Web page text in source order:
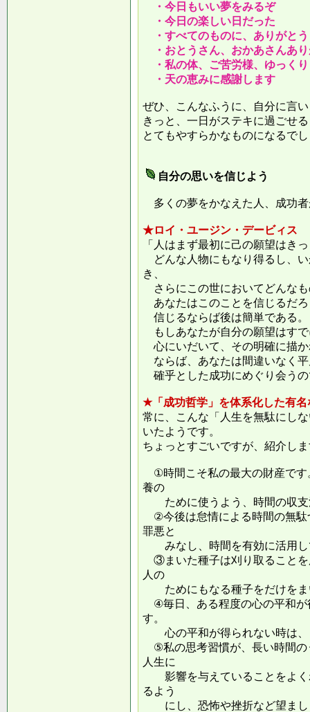
・今日もいい夢をみるぞ
・今日の楽しい日だった
・すべてのものに、ありがとう
・おとうさん、おかあさんあ
・私の体、ご苦労様、ゆっく
・天の恵みに感謝します
ぜひ、こんなふうに、自分に言
きっと、一日がステキに過ごせ
とてもやすらかなものになるで
自分の思いを信じよう
多くの夢をかなえた人、成功
★ロイ・ユージン・デービィス
「人はまず最初に己の願望はき
どんな人物にもなり得るし、
き、
さらにこの世においてどんな
あなたはこのことを信じるだ
信じるならば後は簡単である。
もしあなたが自分の願望はす
心にいだいて、その明確に描
ならば、あなたは間違いなく
確乎とした成功にめぐり会う
★「成功哲学」を体系化した有
常に、こんな「人生を無駄にし
いたようです。
ちょっとすごいですが、紹介し
①時間こそ私の最大の財産です
養の
ために使うよう、時間の収支
②今後は怠情による時間の無駄
罪悪と
みなし、時間を有効に活用し
③まいた種子は刈り取ることを
人の
ためにもなる種子をだけをま
④毎日、ある程度の心の平和が
す。
心の平和が得られない時は、
⑤私の思考習慣が、長い時間の
人生に
影響を与えていることをよく
るよう
にし、恐怖や挫折など望まし